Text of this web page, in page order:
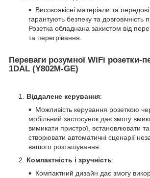
Високоякісні матеріали та передові
гарантують безпеку та довговічність
Розетка обладнана захистом від
та перегрівання.
Переваги розумної WiFi розетки-
1DAL (Y802M-GE)
Віддалене керування:
Можливість керування розеткою
мобільний застосунок дає змогу
вимикати пристрої, встановлювати
створювати автоматичні сценарії
вашого розташування.
Компактність і зручність:
Компактний дизайн дає змогу